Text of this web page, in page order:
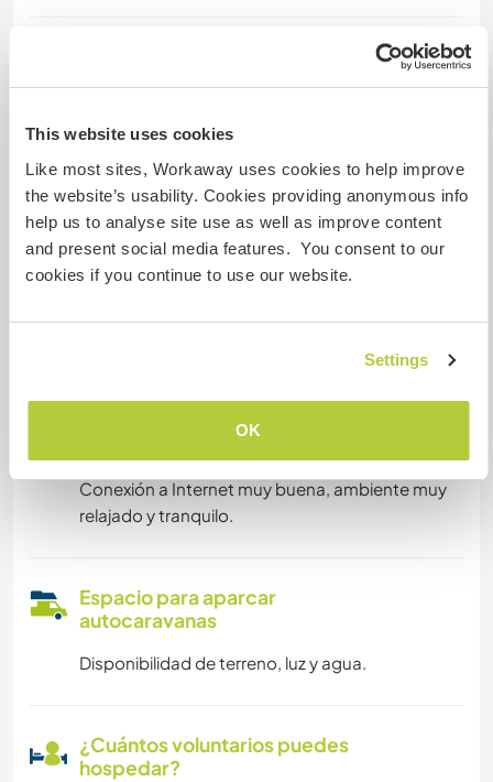
This website uses cookies
Like most sites, Workaway uses cookies to help improve
the website’s usability. Cookies providing anonymous info
help us to analyse site use as well as improve content
and present social media features. You consent to our
cookies if you continue to use our website.
Settings
OK
Acceso a Internet limitado
Tenemos animales
Somos fumadores
Puede acoger a nómadas
Conexión a Internet muy buena, ambiente muy
relajado y tranquilo.
Espacio para aparcar
autocaravanas
Disponibilidad de terreno, luz y agua.
¿Cuántos voluntarios puedes
hospedar?